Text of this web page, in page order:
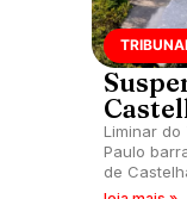
Liminar
Paulo
de